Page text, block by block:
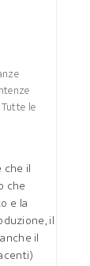
le
il
che
e la
il
il